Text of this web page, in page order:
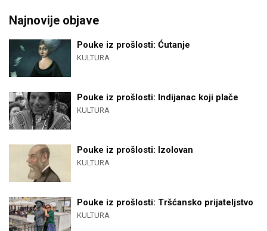
Najnovije objave
Pouke iz prošlosti: Ćutanje
KULTURA
Pouke iz prošlosti: Indijanac koji plače
KULTURA
Pouke iz prošlosti: Izolovan
KULTURA
Pouke iz prošlosti: Tršćansko prijateljstvo
KULTURA